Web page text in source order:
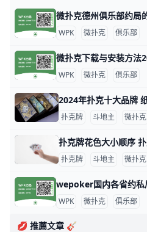
WPK 微扑克 俱乐部
WPK 微扑克 俱乐部
扑克牌 斗地主 微扑克
扑克牌 斗地主 微扑克
WPK 微扑克 俱乐部
💋 推薦文章 🎸